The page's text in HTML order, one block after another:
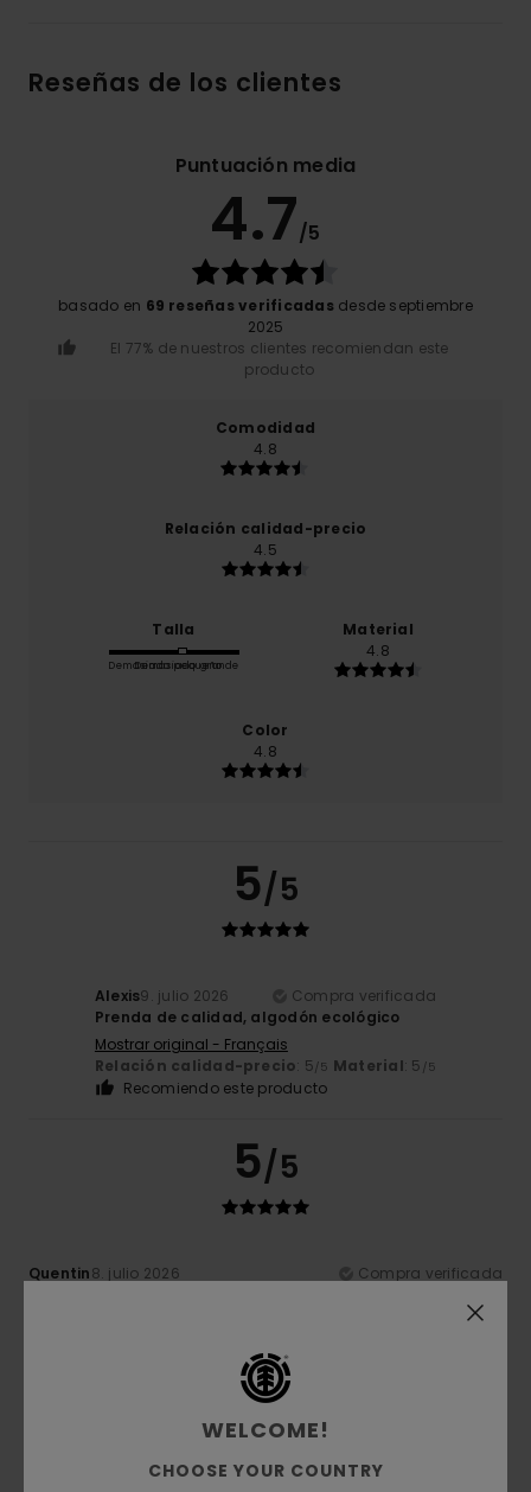
Reseñas de los clientes
Puntuación media
4.7/5
basado en 69 reseñas verificadas desde septiembre
2025
El 77% de nuestros clientes recomiendan este
producto
Comodidad
4.8
Relación calidad-precio
4.5
Talla
Demasiado pequeño
Demasiado grande
Material
4.8
Color
4.8
5/5
Alexis9. julio 2026
Compra verificada
Prenda de calidad, algodón ecológico
Mostrar original - Français
Relación calidad-precio: 5/5 Material: 5 /5
Recomiendo este producto
5/5
Quentin8. julio 2026
Compra verificada
Color: 5/5
5/5
WELCOME!
CHOOSE YOUR COUNTRY